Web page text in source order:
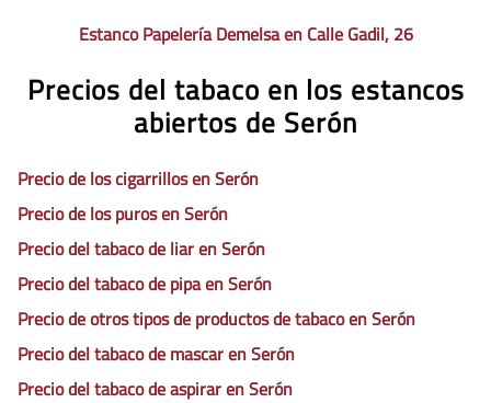
Estanco Papelería Demelsa en Calle Gadil, 26
Precios del tabaco en los estancos
abiertos de Serón
Precio de los cigarrillos en Serón
Precio de los puros en Serón
Precio del tabaco de liar en Serón
Precio del tabaco de pipa en Serón
Precio de otros tipos de productos de tabaco en Serón
Precio del tabaco de mascar en Serón
Precio del tabaco de aspirar en Serón